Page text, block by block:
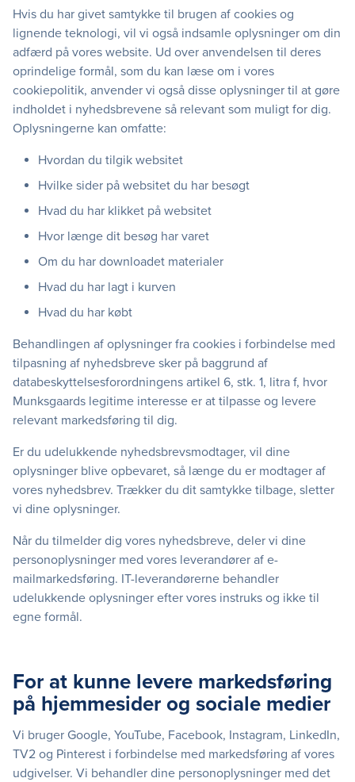
Hvis du har givet samtykke til brugen af cookies og
lignende teknologi, vil vi også indsamle oplysninger om din
adfærd på vores website. Ud over anvendelsen til deres
oprindelige formål, som du kan læse om i vores
cookiepolitik, anvender vi også disse oplysninger til at gøre
indholdet i nyhedsbrevene så relevant som muligt for dig.
Oplysningerne kan omfatte:
Hvordan du tilgik websitet
Hvilke sider på websitet du har besøgt
Hvad du har klikket på websitet
Hvor længe dit besøg har varet
Om du har downloadet materialer
Hvad du har lagt i kurven
Hvad du har købt
Behandlingen af oplysninger fra cookies i forbindelse med
tilpasning af nyhedsbreve sker på baggrund af
databeskyttelsesforordningens artikel 6, stk. 1, litra f, hvor
Munksgaards legitime interesse er at tilpasse og levere
relevant markedsføring til dig.
Er du udelukkende nyhedsbrevsmodtager, vil dine
oplysninger blive opbevaret, så længe du er modtager af
vores nyhedsbrev. Trækker du dit samtykke tilbage, sletter
vi dine oplysninger.
Når du tilmelder dig vores nyhedsbreve, deler vi dine
personoplysninger med vores leverandører af e-
mailmarkedsføring. IT-leverandørerne behandler
udelukkende oplysninger efter vores instruks og ikke til
egne formål.
For at kunne levere markedsføring
på hjemmesider og sociale medier
Vi bruger Google, YouTube, Facebook, Instagram, LinkedIn,
TV2 og Pinterest i forbindelse med markedsføring af vores
udgivelser. Vi behandler dine personoplysninger med det